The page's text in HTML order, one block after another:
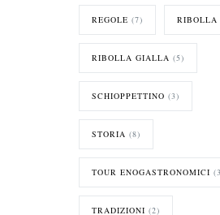
REGOLE (7) RIBOLLA
RIBOLLA GIALLA (5)
SCHIOPPETTINO (3)
STORIA (8)
TOUR ENOGASTRONOMICI
TRADIZIONI (2)